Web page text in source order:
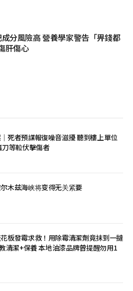
分風險高 營養學家警告「畀錢都
肝傷心
死者預謀報復噪音滋擾 聽到樓上單位
刀等𨋢伏擊傷者
木兹海峡将变得无关紧要
板發霉求救！用除霉清潔劑竟抹到一撻
清潔+保養 本地油漆品牌曾提醒勿用1